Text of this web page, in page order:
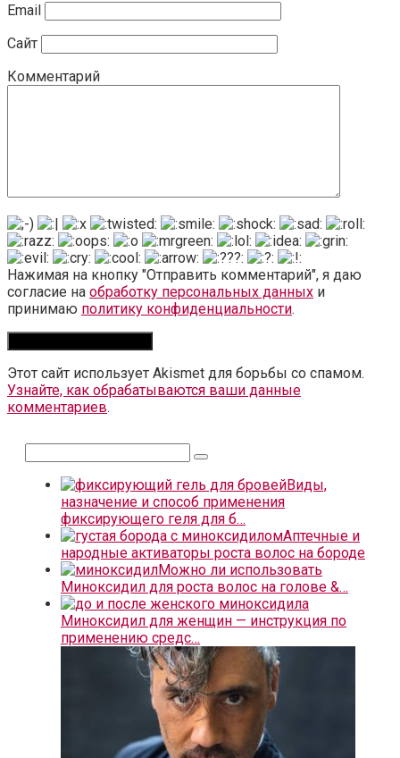
Email
Сайт
Комментарий
Нажимая на кнопку "Отправить комментарий", я даю
согласие на обработку персональных данных и
принимаю политику конфиденциальности.
Этот сайт использует Akismet для борьбы со спамом.
Узнайте, как обрабатываются ваши данные
комментариев.
Виды,
назначение и способ применения
фиксирующего геля для б…
Аптечные и
народные активаторы роста волос на бороде
Можно ли использовать
Миноксидил для роста волос на голове &…
Миноксидил для женщин — инструкция по
применению средс…